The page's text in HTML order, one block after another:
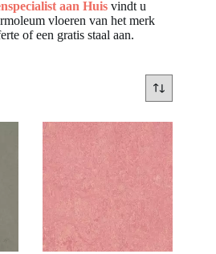
aan Huis vindt u
vloeren van het merk
of een gratis staal aan.